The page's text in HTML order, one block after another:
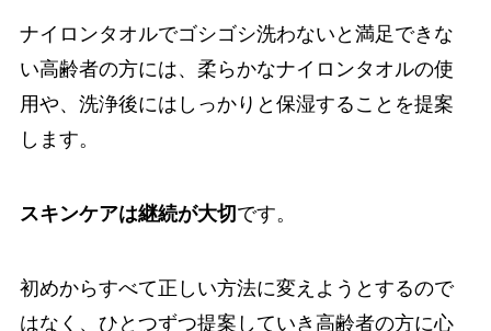
ナイロンタオルでゴシゴシ洗わないと満足できな
い高齢者の方には、柔らかなナイロンタオルの使
用や、洗浄後にはしっかりと保湿することを提案
します。
スキンケアは継続が大切です。
初めからすべて正しい方法に変えようとするので
はなく、ひとつずつ提案していき高齢者の方に心